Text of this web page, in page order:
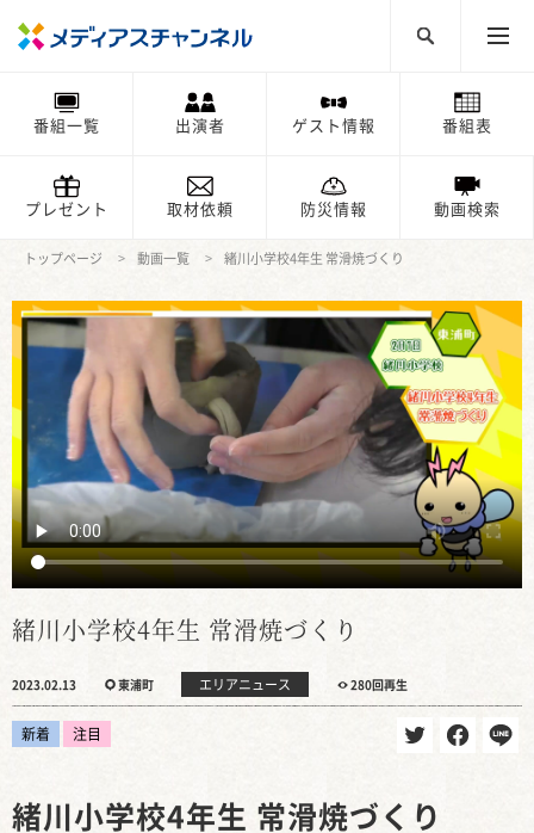
番組一覧 出演者 ゲスト情報 番組表
プレゼント 取材依頼 防災情報 動画検索
トップページ 動画一覧 緒川小学校4年生 常滑焼づくり
緒川小学校4年生 常滑焼づくり
2023.02.13 東浦町 エリアニュース 280回再生
新着 注目
緒川小学校4年生 常滑焼づくり